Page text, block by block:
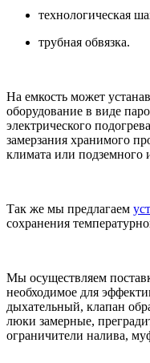
технологическая
трубная обвязка.
На емкость может
оборудование в виде
электрического
замерзания хранимого
климата или подземного
Так же мы предлагаем
сохранения
Мы осуществляем
необходимое для
дыхательный, клапан
люки замерные,
ограничители налива,